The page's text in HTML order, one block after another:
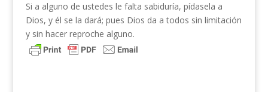
Si a alguno de ustedes le falta sabiduría, pídasela a
Dios, y él se la dará; pues Dios da a todos sin limitación
y sin hacer reproche alguno.